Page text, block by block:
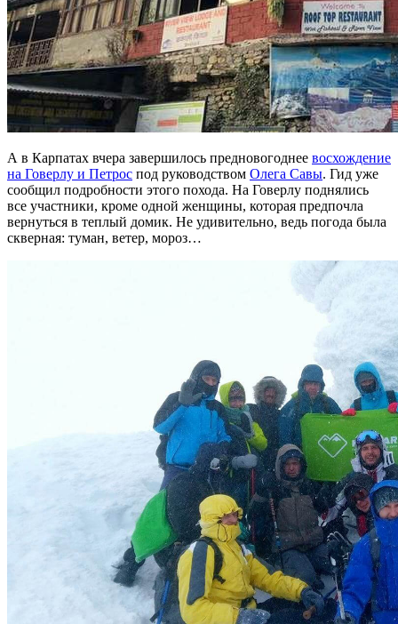
А в Карпатах вчера завершилось предновогоднее восхождение
на Говерлу и Петрос под руководством Олега Савы. Гид уже
сообщил подробности этого похода. На Говерлу поднялись
все участники, кроме одной женщины, которая предпочла
вернуться в теплый домик. Не удивительно, ведь погода была
скверная: туман, ветер, мороз…